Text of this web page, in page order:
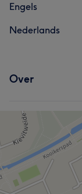
Engels
Nederlands
Over